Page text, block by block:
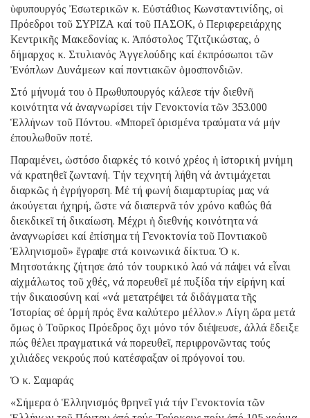
ὑφυπουργός Ἐσωτερικῶν κ. Εὐστάθιος Κωνσταντινίδης, οἱ
Πρόεδροι τοῦ ΣΥΡΙΖΑ καί τοῦ ΠΑΣΟΚ, ὁ Περιφερειάρχης
Κεντρικῆς Μακεδονίας κ. Ἀπόστολος Τζιτζικώστας, ὁ
δήμαρχος κ. Στυλιανός Ἀγγελούδης καί ἐκπρόσωποι τῶν
Ἐνόπλων Δυνάμεων καί ποντιακῶν ὁμοσπονδιῶν.
Στό μήνυμά του ὁ Πρωθυπουργός κάλεσε τήν διεθνῆ
κοινότητα νά ἀναγνωρίσει τήν Γενοκτονία τῶν 353.000
Ἑλλήνων τοῦ Πόντου. «Μπορεῖ ὁρισμένα τραύματα νά μήν
ἐπουλωθοῦν ποτέ.
Παραμένει, ὡστόσο διαρκές τό κοινό χρέος ἡ ἱστορική μνήμη
νά κρατηθεῖ ζωντανή. Τήν τεχνητή λήθη νά ἀντιμάχεται
διαρκῶς ἡ ἐγρήγορση. Μέ τή φωνή διαμαρτυρίας μας νά
ἀκούγεται ἠχηρή, ὥστε νά διαπερνᾶ τόν χρόνο καθώς θά
διεκδικεῖ τή δικαίωση. Μέχρι ἡ διεθνής κοινότητα νά
ἀναγνωρίσει καί ἐπίσημα τή Γενοκτονία τοῦ Ποντιακοῦ
Ἑλληνισμοῦ» ἔγραψε στά κοινωνικά δίκτυα. Ὁ κ.
Μητσοτάκης ζήτησε ἀπό τόν τουρκικό λαό νά πάψει νά εἶναι
αἰχμάλωτος τοῦ χθές, νά πορευθεῖ μέ πυξίδα τήν εἰρήνη καί
τήν δικαιοσύνη καί «νά μετατρέψει τά διδάγματα τῆς
Ἱστορίας σέ ὁρμή πρός ἕνα καλύτερο μέλλον.» Λίγη ὥρα μετά
ὅμως ὁ Τοῦρκος Πρόεδρος ὄχι μόνο τόν διέψευσε, ἀλλά ἔδειξε
πώς θέλει πραγματικά νά πορευθεῖ, περιφρονῶντας τούς
χιλιάδες νεκρούς πού κατέσφαξαν οἱ πρόγονοί του.
Ὁ κ. Σαμαράς
«Σήμερα ὁ Ἑλληνισμός θρηνεῖ γιά τήν Γενοκτονία τῶν